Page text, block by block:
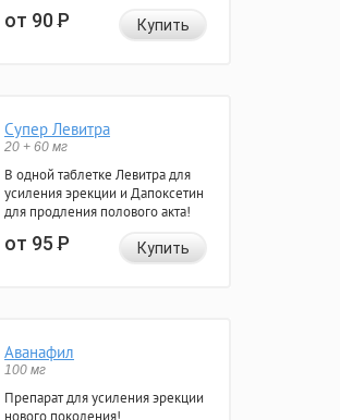
от 90Р Купить
Супер Левитра
20 + 60 мг
В одной таблетке Левитра для
усиления эрекции и Дапоксетин
для продления полового акта!
от 95Р Купить
Аванафил
100 мг
Препарат для усиления эрекции